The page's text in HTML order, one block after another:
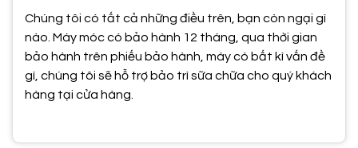
Chúng tôi có tất cả những điều trên, bạn còn ngại gì
nào. Máy móc có bảo hành 12 tháng, qua thời gian
bảo hành trên phiếu bảo hành, máy có bất kì vấn đề
gì, chúng tôi sẽ hỗ trợ bảo trì sữa chữa cho quý khách
hàng tại cửa hàng.